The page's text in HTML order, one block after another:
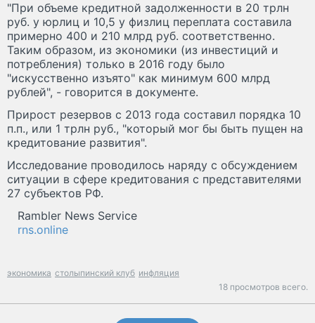
"При объеме кредитной задолженности в 20 трлн
руб. у юрлиц и 10,5 у физлиц переплата составила
примерно 400 и 210 млрд руб. соответственно.
Таким образом, из экономики (из инвестиций и
потребления) только в 2016 году было
"искусственно изъято" как минимум 600 млрд
рублей", - говорится в документе.
Прирост резервов с 2013 года составил порядка 10
п.п., или 1 трлн руб., "который мог бы быть пущен на
кредитование развития".
Исследование проводилось наряду с обсуждением
ситуации в сфере кредитования с представителями
27 субъектов РФ.
Rambler News Service
rns.online
экономика столыпинский клуб инфляция
18 просмотров всего.